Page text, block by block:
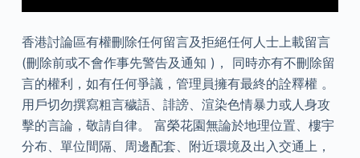
香港討論區有權刪除任何留言及拒絕任何人士上載留言
(刪除前或不會作事先警告及通知 )， 同時亦有不刪除留
言的權利，如有任何爭議，管理員擁有最終的詮釋權 。
用戶切勿撰寫粗言穢語、誹謗、渲染色情暴力或人身攻
擊的言論，敬請自律。 富榮花園無論於地理位置、樓宇
分布、單位間隔、周邊配套、附近環境及出入交通上，